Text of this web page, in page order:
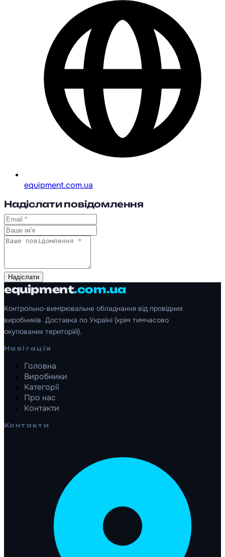
equipment.com.ua
Надіслати повідомлення
Надіслати
equipment.com.ua
Контрольно-вимірювальне обладнання від провідних
виробників. Доставка по Україні (крім тимчасово
окупованих територій).
Навігація
Головна
Виробники
Категорії
Про нас
Контакти
Контакти